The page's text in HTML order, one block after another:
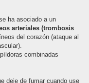
ha asociado a un
arteriales (trombosis
del corazón (ataque al
combinadas
deje de fumar cuando use